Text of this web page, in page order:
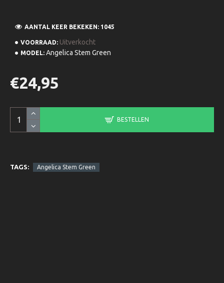
VOORRAAD: Uitverkocht
MODEL: Angelica Stem Green
AANTAL KEER BEKEKEN: 1045
€24,95
BESTELLEN
TAGS: Angelica Stem Green